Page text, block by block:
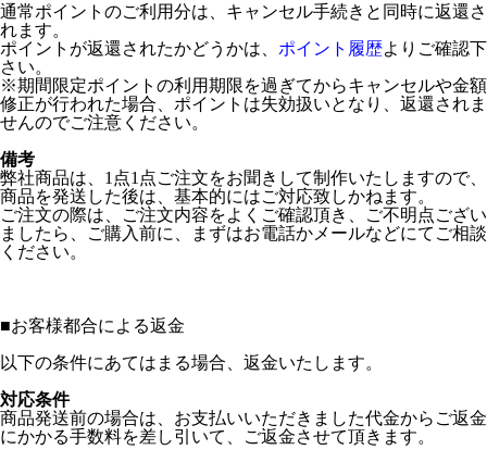
通常ポイントのご利用分は、キャンセル手続きと同時に返還さ
れます。
ポイントが返還されたかどうかは、 ポイント履歴よりご確認下
さい。
※期間限定ポイントの利用期限を過ぎてからキャンセルや金額
修正が行われた場合、ポイントは失効扱いとなり、返還されま
せんのでご注意ください。
備考
弊社商品は、1点1点ご注文をお聞きして制作いたしますので、
商品を発送した後は、基本的にはご対応致しかねます。
ご注文の際は、ご注文内容をよくご確認頂き、ご不明点ござい
ましたら、ご購入前に、まずはお電話かメールなどにてご相談
ください。
■お客様都合による返金
以下の条件にあてはまる場合、返金いたします。
対応条件
商品発送前の場合は、お支払いいただきました代金からご返金
にかかる手数料を差し引いて、ご返金させて頂きます。